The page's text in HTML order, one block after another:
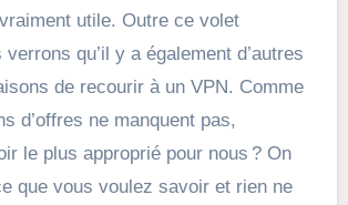
utile. Outre ce volet
qu’il y a également d’autres
de recourir à un VPN. Comme
d’offres ne manquent pas,
le plus approprié pour nous ? On
que vous voulez savoir et rien ne